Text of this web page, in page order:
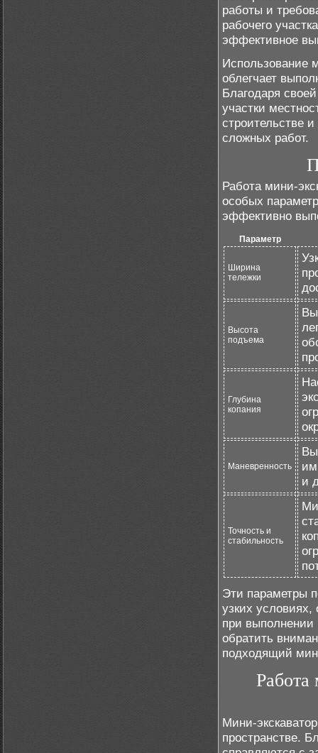
работы и
рабочего
эффективное
Использование
облегчает
Благодаря
участки
строительстве
сложных работ.
Работа мини-
особых
эффективно
Параметр
Ширина
тележки
Высота
подъема
Глубина
копания
Маневренность
им
и
Точность и
стабильность
Эти параметры
узких условиях,
при выполнении
обратить
подходящий
Работа
Мини-
пространстве.